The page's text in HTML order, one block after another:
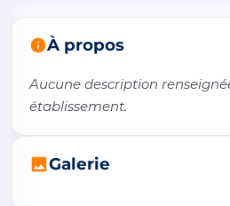
À propos
Aucune description
établissement.
Galerie